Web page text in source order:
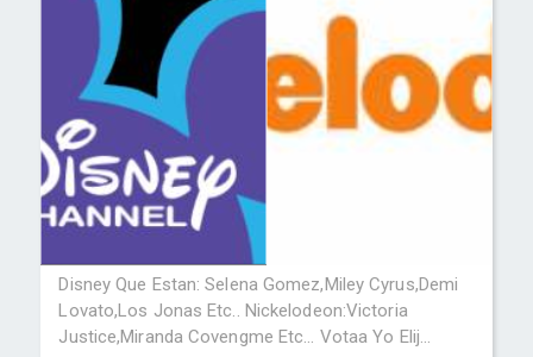
Disney Que Estan: Selena Gomez,Miley Cyrus,Demi
Lovato,Los Jonas Etc.. Nickelodeon:Victoria
Justice,Miranda Covengme Etc... Votaa Yo Elij...